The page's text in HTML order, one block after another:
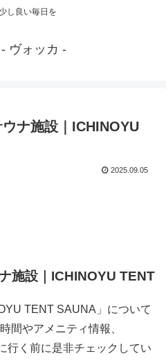
し良い毎日を
ヴォッカ -
ナ施設｜ICHINOYU
2025.09.05
施設｜ICHINOYU TENT
TENT SAUNA」について
間やアメニティ情報、
行く前に是非チェックしてい